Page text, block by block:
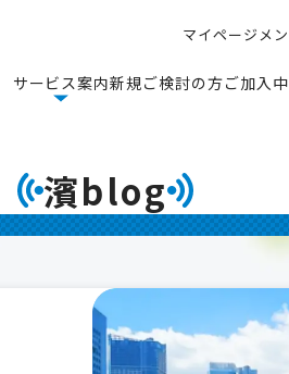
マイページ メ ン
サービ ス案内
ビス
新規ご検討の方ご加入 中
濱blog